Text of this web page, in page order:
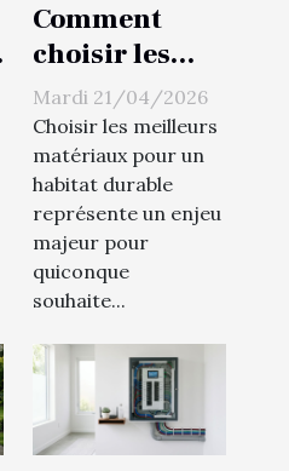
Comment
choisir les
meilleurs
matériaux
pour votre
habitat
durable ?
Mardi 21/04/2026
Choisir les meilleurs
matériaux pour un
habitat durable
représente un enjeu
majeur pour
quiconque
souhaite...